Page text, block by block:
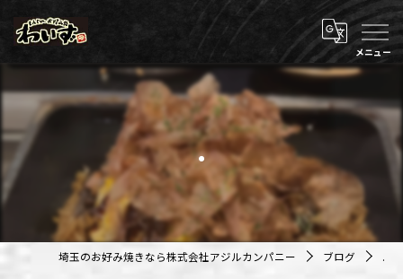
.
埼玉のお好み焼きなら株式会社アジルカンパニー ブログ .